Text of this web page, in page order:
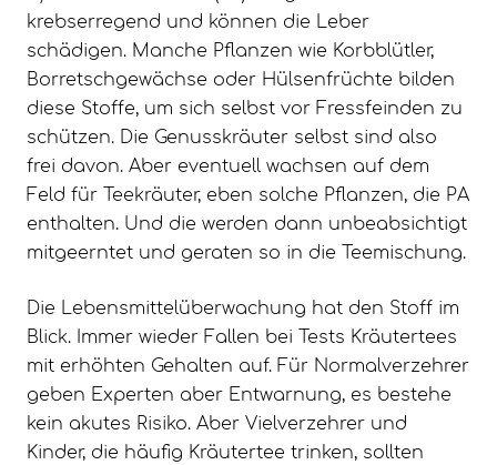
krebserregend und können die Leber
schädigen. Manche Pflanzen wie Korbblütler,
Borretschgewächse oder Hülsenfrüchte bilden
diese Stoffe, um sich selbst vor Fressfeinden zu
schützen. Die Genusskräuter selbst sind also
frei davon. Aber eventuell wachsen auf dem
Feld für Teekräuter, eben solche Pflanzen, die PA
enthalten. Und die werden dann unbeabsichtigt
mitgeerntet und geraten so in die Teemischung.
Die Lebensmittelüberwachung hat den Stoff im
Blick. Immer wieder Fallen bei Tests Kräutertees
mit erhöhten Gehalten auf. Für Normalverzehrer
geben Experten aber Entwarnung, es bestehe
kein akutes Risiko. Aber Vielverzehrer und
Kinder, die häufig Kräutertee trinken, sollten